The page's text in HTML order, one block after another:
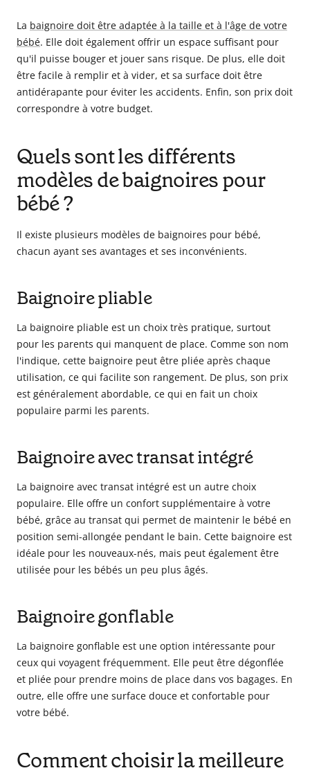
La baignoire doit être adaptée à la taille et à l'âge de votre
bébé. Elle doit également offrir un espace suffisant pour
qu'il puisse bouger et jouer sans risque. De plus, elle doit
être facile à remplir et à vider, et sa surface doit être
antidérapante pour éviter les accidents. Enfin, son prix doit
correspondre à votre budget.
Quels sont les différents
modèles de baignoires pour
bébé ?
Il existe plusieurs modèles de baignoires pour bébé,
chacun ayant ses avantages et ses inconvénients.
Baignoire pliable
La baignoire pliable est un choix très pratique, surtout
pour les parents qui manquent de place. Comme son nom
l'indique, cette baignoire peut être pliée après chaque
utilisation, ce qui facilite son rangement. De plus, son prix
est généralement abordable, ce qui en fait un choix
populaire parmi les parents.
Baignoire avec transat intégré
La baignoire avec transat intégré est un autre choix
populaire. Elle offre un confort supplémentaire à votre
bébé, grâce au transat qui permet de maintenir le bébé en
position semi-allongée pendant le bain. Cette baignoire est
idéale pour les nouveaux-nés, mais peut également être
utilisée pour les bébés un peu plus âgés.
Baignoire gonflable
La baignoire gonflable est une option intéressante pour
ceux qui voyagent fréquemment. Elle peut être dégonflée
et pliée pour prendre moins de place dans vos bagages. En
outre, elle offre une surface douce et confortable pour
votre bébé.
Comment choisir la meilleure